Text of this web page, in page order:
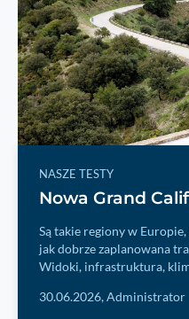
NASZE TESTY
Nowa Grand
Są takie regiony w
jak dobrze zaplanowana
Widoki, infrastruktura,
30.06.2026,Administrator